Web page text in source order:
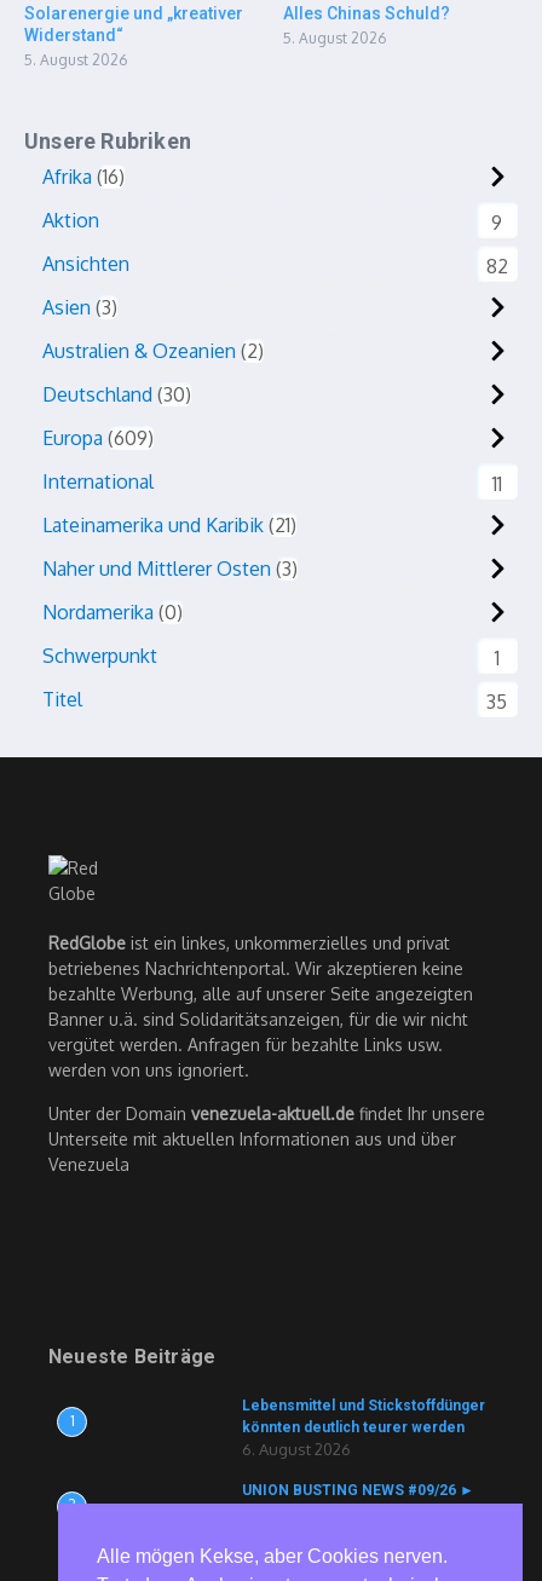
Solarenergie und „kreativer
Widerstand“
5. August 2026
Alles Chinas Schuld?
5. August 2026
Unsere Rubriken
Afrika 16
Aktion
9
Ansichten
82
Asien 3
Australien & Ozeanien 2
Deutschland 30
Europa 609
International
11
Lateinamerika und Karibik 21
Naher und Mittlerer Osten 3
Nordamerika 0
Schwerpunkt
1
Titel
35
RedGlobe ist ein linkes, unkommerzielles und privat
betriebenes Nachrichtenportal. Wir akzeptieren keine
bezahlte Werbung, alle auf unserer Seite angezeigten
Banner u.ä. sind Solidaritätsanzeigen, für die wir nicht
vergütet werden. Anfragen für bezahlte Links usw.
werden von uns ignoriert.
Unter der Domain venezuela-aktuell.de findet Ihr unsere
Unterseite mit aktuellen Informationen aus und über
Venezuela
Neueste Beiträge
1
Lebensmittel und Stickstoffdünger
könnten deutlich teurer werden
6. August 2026
2
UNION BUSTING NEWS #09/26 ►
► Nutracorp
Alle mögen Kekse, aber Cookies nerven.